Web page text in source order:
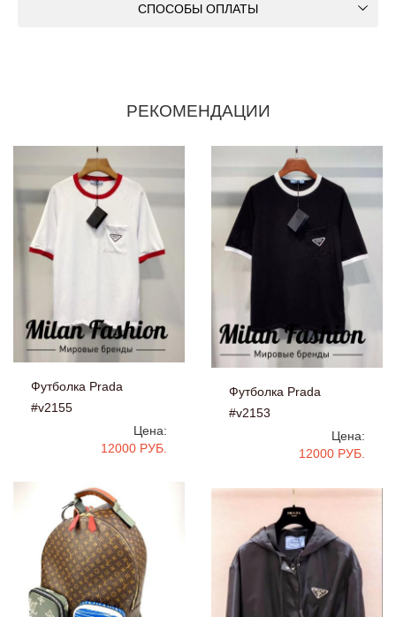
СПОСОБЫ ОПЛАТЫ
РЕКОМЕНДАЦИИ
Футболка Prada
#v2155
Цена:
12000 РУБ.
Футболка Prada
#v2153
Цена:
12000 РУБ.